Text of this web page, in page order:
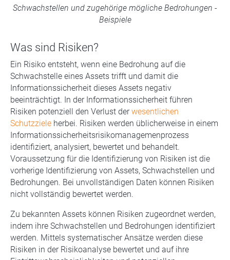
Schwachstellen und zugehörige mögliche Bedrohungen -
Beispiele
Was sind Risiken?
Ein Risiko entsteht, wenn eine Bedrohung auf die
Schwachstelle eines Assets trifft und damit die
Informationssicherheit dieses Assets negativ
beeinträchtigt. In der Informationssicherheit führen
Risiken potenziell den Verlust derwesentlichen
Schutzziele herbei. Risiken werden üblicherweise in einem
Informationssicherheitsrisikomanagemenprozess
identifiziert, analysiert, bewertet und behandelt.
Voraussetzung für die Identifizierung von Risiken ist die
vorherige Identifizierung von Assets, Schwachstellen und
Bedrohungen. Bei unvollständigen Daten können Risiken
nicht vollständig bewertet werden.
Zu bekannten Assets können Risiken zugeordnet werden,
indem ihre Schwachstellen und Bedrohungen identifiziert
werden. Mittels systematischer Ansätze werden diese
Risiken in der Risikoanalyse bewertet und auf ihre